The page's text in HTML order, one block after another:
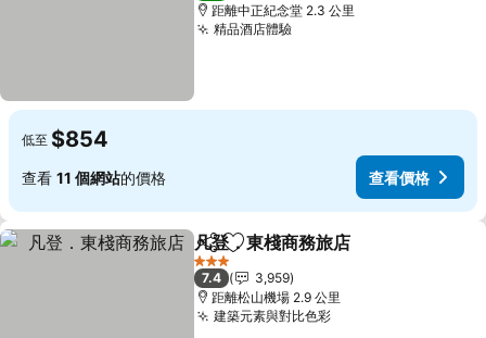
距離中正紀念堂 2.3 公里
精品酒店體驗查看價格
低至 $854
查看 11 個網站的價格 查看價格
分享 放到收藏夾
凡登．東棧商務旅店
3 星級
7.4
3,959
距離松山機場 2.9 公里
建築元素與對比色彩查看價格